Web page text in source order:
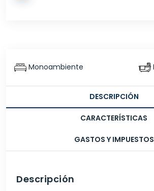
Monoambiente
DESCRIPCIÓN
CARACTERÍSTICAS
GASTOS Y IMPUESTOS
Descripción